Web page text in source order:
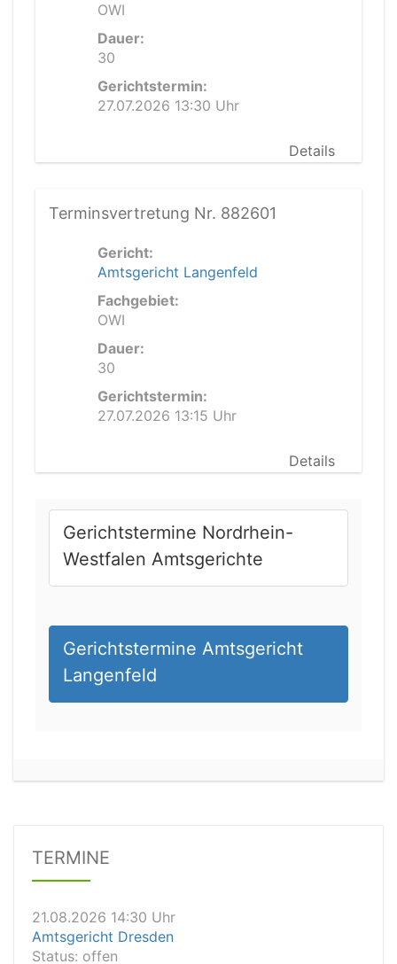
OWI
Dauer:
30
Gerichtstermin:
27.07.2026 13:30 Uhr
Details
Terminsvertretung Nr. 882601
Gericht:
Amtsgericht Langenfeld
Fachgebiet:
OWI
Dauer:
30
Gerichtstermin:
27.07.2026 13:15 Uhr
Details
Gerichtstermine Nordrhein-
Westfalen Amtsgerichte
Gerichtstermine Amtsgericht
Langenfeld
TERMINE
Arbeitsgericht Gelsenkirchen
21.08.2026 14:30 Uhr
Amtsgericht Dresden
Dauer: 10 Minuten
21.08.2026 14:20 Uhr